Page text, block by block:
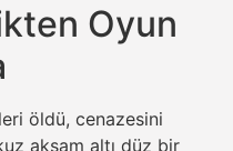
Oyun
öldü, cenazesini
akşam altı düz bir